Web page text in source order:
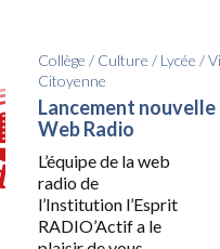
Collège / Culture / Lycée /
Citoyenne
Lancement nouvelle
Web Radio
L’équipe de la web
radio de
l’Institution l’Esprit
RADIO’Actif a le